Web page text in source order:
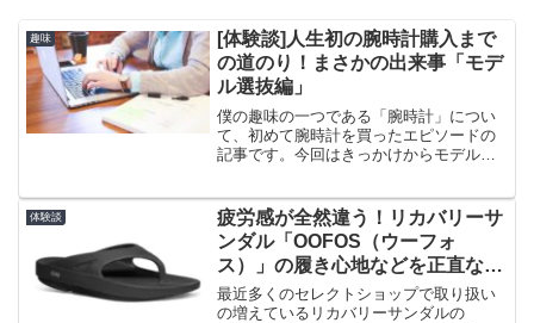
趣味
[体験談]人生初の腕時計購入まで
の道のり！まさかの出来事「モデ
ル選抜編」
僕の趣味の一つである「腕時計」につい
て、初めて腕時計を買ったエピソードの
記事です。今回はきっかけからモデル選
体験談
疲労感が全然違う！リカバリーサ
ンダル「OOFOS（ウーフォ
ス）」の履き心地などを正直な評
価
最近多くのセレクトショップで取り扱い
の増えているリカバリーサンダルの